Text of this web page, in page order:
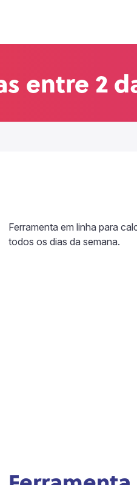
entre 2
Ferramenta em linha para
todos os dias da semana.